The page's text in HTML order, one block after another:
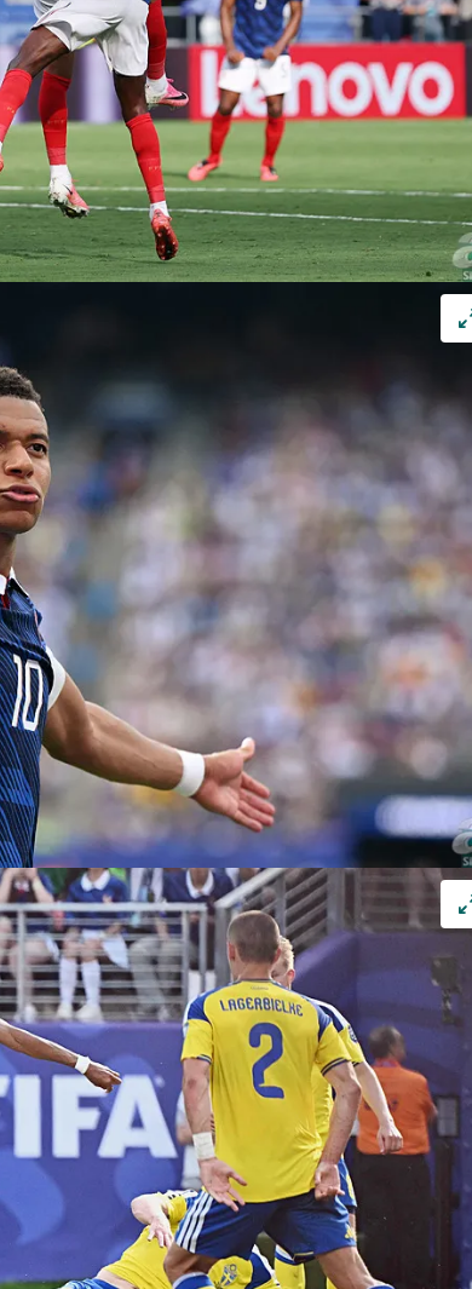
çerezler, sitemizin daha işlevsel kılınması ve
amaçlarıyla sınırlı olarak açık rızanız
yer alan panel vasıtasıyla belirleyebilirsiniz.
Metnimizi ziyaret edebilirsiniz.
Kanunu uyarınca hazırlanmış Aydınlatma
çerezlerle ilgili bilgi almak için lütfentıklayınız.